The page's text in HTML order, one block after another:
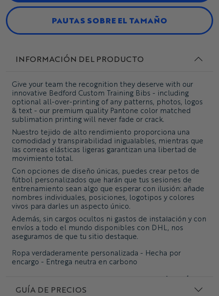
PAUTAS SOBRE EL TAMAÑO
INFORMACIÓN DEL PRODUCTO
Give your team the recognition they deserve with our
innovative Bedford Custom Training Bibs - including
optional all-over-printing of any patterns, photos, logos
& text - our premium quality Pantone color matched
sublimation printing will never fade or crack.
Nuestro tejido de alto rendimiento proporciona una
comodidad y transpirabilidad inigualables, mientras que
las correas elásticas ligeras garantizan una libertad de
movimiento total.
Con opciones de diseño únicas, puedes crear petos de
fútbol personalizados que harán que tus sesiones de
entrenamiento sean algo que esperar con ilusión: añade
nombres individuales, posiciones, logotipos y colores
vivos para darles un aspecto único.
Además, sin cargos ocultos ni gastos de instalación y con
envíos a todo el mundo disponibles con DHL, nos
aseguramos de que tu sitio destaque.
Ropa verdaderamente personalizada - Hecha por
encargo - Entrega neutra en carbono
tejido técnico que absorbe la humedad (5 oz / 160
g/m²)
GUÍA DE PRECIOS